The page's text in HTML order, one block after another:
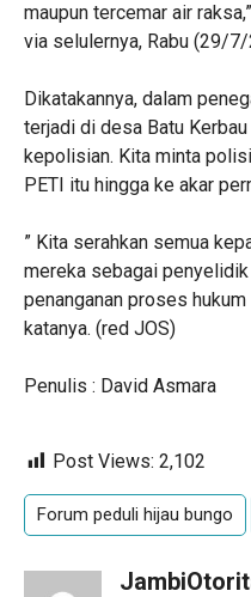
maupun tercemar air
via selulernya, Rabu (29/
Dikatakannya, dalam
terjadi di desa Batu
kepolisian. Kita minta
PETI itu hingga ke akar
” Kita serahkan semua
mereka sebagai
penanganan proses
katanya. (red JOS)
Penulis : David Asmara
Post Views: 2,102
Forum peduli hijau bungo